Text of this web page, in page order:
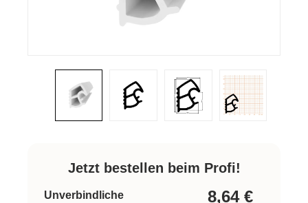
Jetzt bestellen beim Profi!
Unverbindliche
8,64 €